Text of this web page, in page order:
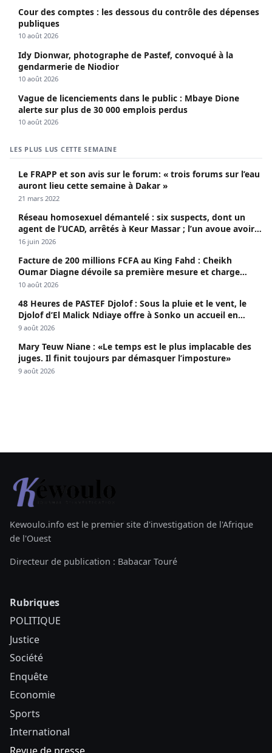
Cour des comptes : les dessous du contrôle des dépenses
publiques
10 août 2026
Idy Dionwar, photographe de Pastef, convoqué à la
gendarmerie de Niodior
10 août 2026
Vague de licenciements dans le public : Mbaye Dione
alerte sur plus de 30 000 emplois perdus
10 août 2026
LES PLUS LUS CETTE SEMAINE
Le FRAPP et son avis sur le forum: « trois forums sur l’eau
auront lieu cette semaine à Dakar »
21 mars 2022
Réseau homosexuel démantelé : six suspects, dont un
agent de l’UCAD, arrêtés à Keur Massar ; l’un avoue avoir
propagé le VIH depuis 2018
16 juin 2026
Facture de 200 millions FCFA au King Fahd : Cheikh
Oumar Diagne dévoile sa première mesure et charge
Diomaye et Cie
10 août 2026
48 Heures de PASTEF Djolof : Sous la pluie et le vent, le
Djolof d’El Malick Ndiaye offre à Sonko un accueil en
apothéose
9 août 2026
Mary Teuw Niane : «Le temps est le plus implacable des
juges. Il finit toujours par démasquer l’imposture»
9 août 2026
Kewoulo.info est le premier site d'investigation de l'Afrique
de l'Ouest
Directeur de publication : Babacar Touré
Rubriques
POLITIQUE
Justice
Société
Enquête
Economie
Sports
International